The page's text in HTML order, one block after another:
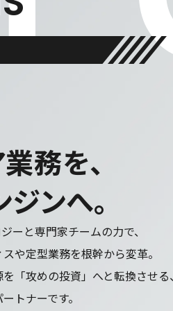
業務を、
ジンへ。
ーと専門家チームの力で、
や定型業務を根幹から変革。
「攻めの投資」へと転換させる
トナーです。